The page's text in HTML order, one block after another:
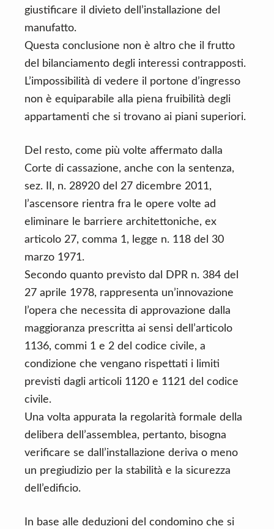
giustificare il divieto dell’installazione del
manufatto.
Questa conclusione non è altro che il frutto
del bilanciamento degli interessi contrapposti.
L’impossibilità di vedere il portone d’ingresso
non è equiparabile alla piena fruibilità degli
appartamenti che si trovano ai piani superiori.
Del resto, come più volte affermato dalla
Corte di cassazione, anche con la sentenza,
sez. II, n. 28920 del 27 dicembre 2011,
l’ascensore rientra fra le opere volte ad
eliminare le barriere architettoniche, ex
articolo 27, comma 1, legge n. 118 del 30
marzo 1971.
Secondo quanto previsto dal DPR n. 384 del
27 aprile 1978, rappresenta un’innovazione
l’opera che necessita di approvazione dalla
maggioranza prescritta ai sensi dell’articolo
1136, commi 1 e 2 del codice civile, a
condizione che vengano rispettati i limiti
previsti dagli articoli 1120 e 1121 del codice
civile.
Una volta appurata la regolarità formale della
delibera dell’assemblea, pertanto, bisogna
verificare se dall’installazione deriva o meno
un pregiudizio per la stabilità e la sicurezza
dell’edificio.
In base alle deduzioni del condomino che si